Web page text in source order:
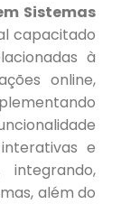
Sistemas
capacitado
à
online,
e
integrando,
além do